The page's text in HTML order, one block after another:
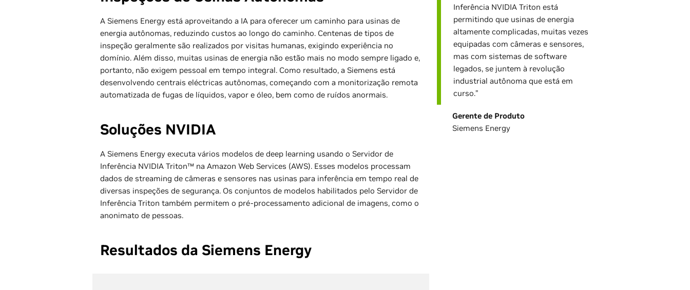
A Siemens Energy está aproveitando a IA para oferecer um caminho para usinas de
energia autônomas, reduzindo custos ao longo do caminho. Centenas de tipos de
inspeção geralmente são realizados por visitas humanas, exigindo experiência no
domínio. Além disso, muitas usinas de energia não estão mais no modo sempre ligado e,
portanto, não exigem pessoal em tempo integral. Como resultado, a Siemens está
desenvolvendo centrais eléctricas autônomas, começando com a monitorização remota
automatizada de fugas de líquidos, vapor e óleo, bem como de ruídos anormais.
Soluções NVIDIA
A Siemens Energy executa vários modelos de deep learning usando o Servidor de
Inferência NVIDIA Triton™ na Amazon Web Services (AWS). Esses modelos processam
dados de streaming de câmeras e sensores nas usinas para inferência em tempo real de
diversas inspeções de segurança. Os conjuntos de modelos habilitados pelo Servidor de
Inferência Triton também permitem o pré-processamento adicional de imagens, como o
anonimato de pessoas.
Resultados da Siemens Energy
Inferência NVIDIA Triton está
permitindo que usinas de energia
altamente complicadas, muitas vezes
equipadas com câmeras e sensores,
mas com sistemas de software
legados, se juntem à revolução
industrial autônoma que está em
curso.”
Gerente de Produto
Siemens Energy